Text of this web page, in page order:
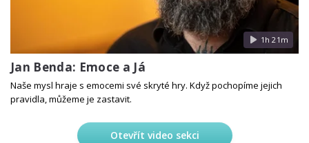
1h 21m
Jan Benda: Emoce a Já
Naše mysl hraje s emocemi své skryté hry. Když pochopíme jejich
pravidla, můžeme je zastavit.
Otevřít video sekci